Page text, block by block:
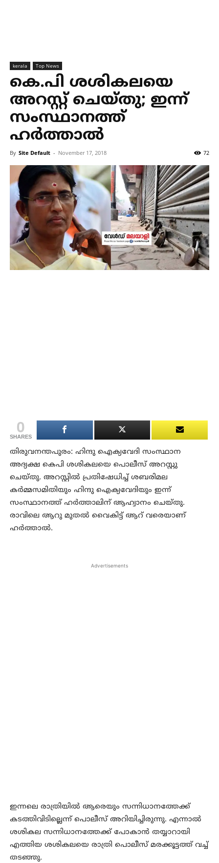
kerala Top News
കെ.പി ശശികലയെ
അറസ്റ്റ് ചെയ്തു; ഇന്ന്
സംസ്ഥാനത്ത്
ഹര്‍ത്താല്‍
By Site Default - November 17, 2018 72
0
SHARES
തിരുവനന്തപുരം: ഹിന്ദു ഐക്യവേദി സംസ്ഥാന
അദ്യക്ഷ കെപി ശശികലയെ പൊലീസ് അറസ്റ്റു
ചെയ്തു. അറസ്റ്റില്‍ പ്രതിഷേധിച്ച് ശബരിമല
കര്‍മ്മസമിതിയും ഹിന്ദു ഐക്യവേദിയും ഇന്ന്
സംസ്ഥാനത്ത് ഹര്‍ത്താലിന് ആഹ്വാനം ചെയ്തു.
രാവിലെ ആറു മുതല്‍ വൈകിട്ട് ആറ് വരെയാണ്
ഹര്‍ത്താല്‍.
Advertisements
ഇന്നലെ രാത്രിയില്‍ ആരെയും സന്നിധാനത്തേക്ക്
കടത്തിവിടില്ലെന്ന് പൊലീസ് അറിയിച്ചിരുന്നു. എന്നാല്‍
ശശികല സന്നിധാനത്തേക്ക് പോകാന്‍ തയ്യാറായി
എത്തിയ ശശികലയെ രാത്രി പൊലീസ് മരക്കൂട്ടത്ത് വച്ച്
തടഞ്ഞു.